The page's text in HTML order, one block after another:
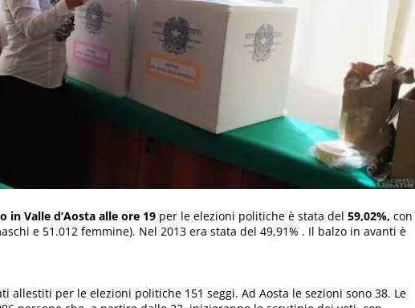
Valle d’Aosta alle ore 19 per le elezioni politiche è stata del 59,02%, con
e 51.012 femmine). Nel 2013 era stata del 49,91% . Il balzo in avanti è
allestiti per le elezioni politiche 151 seggi. Ad Aosta le sezioni sono 38. Le